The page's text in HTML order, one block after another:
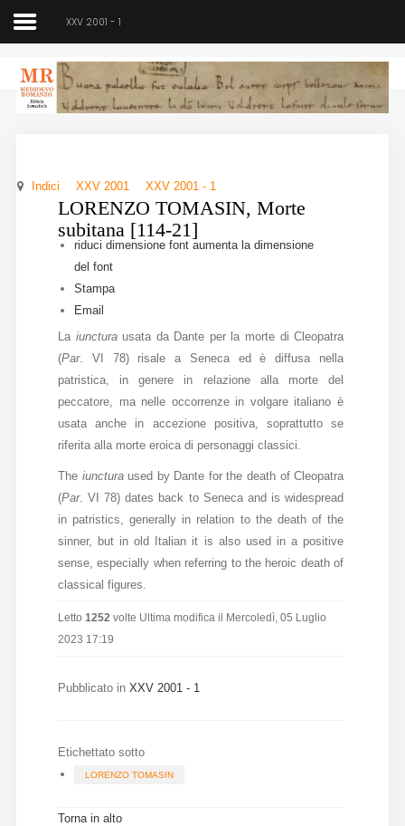
Medioevo Romanzo
Home
Chi siamo
Direzione
Indici
Seminario
Norme
direzione@medioevoromanzo.it
XXV 2001 - 1
Indici XXV 2001 XXV 2001 - 1
LORENZO TOMASIN, Morte
subitana [114-21]
riduci dimensione font aumenta la dimensione
del font
Stampa
Email
La iuncturausata da Dante per la morte di Cleopatra
(Par. VI 78) risale a Seneca ed è diffusa nella
patristica, in genere in relazione alla morte del
peccatore, ma nelle occorrenze in volgare italiano è
usata anche in accezione positiva, soprattutto se
riferita alla morte eroica di personaggi classici.
The iuncturaused by Dante for the death of Cleopatra
(Par. VI 78) dates back to Seneca and is widespread
in patristics, generally in relation to the death of the
sinner, but in old Italian it is also used in a positive
sense, especially when referring to the heroic death of
classical figures.
Letto 1252 volte Ultima modifica il Mercoledì, 05 Luglio
2023 17:19
Pubblicato in XXV 2001 - 1
Etichettato sotto
LORENZO TOMASIN
Torna in alto